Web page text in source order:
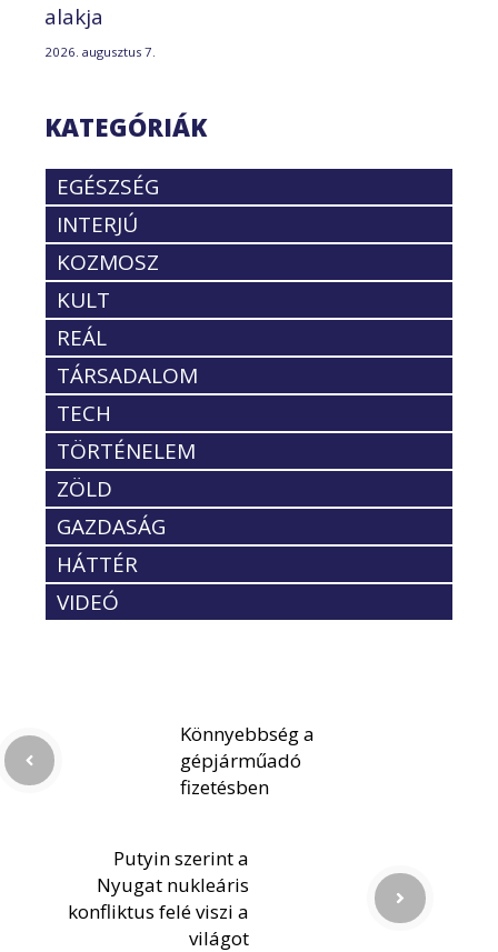
alakja
2026. augusztus 7.
KATEGÓRIÁK
EGÉSZSÉG
INTERJÚ
KOZMOSZ
KULT
REÁL
TÁRSADALOM
TECH
TÖRTÉNELEM
ZÖLD
GAZDASÁG
HÁTTÉR
VIDEÓ
Könnyebbség a
gépjárműadó
fizetésben
Putyin szerint a
Nyugat nukleáris
konfliktus felé viszi a
világot